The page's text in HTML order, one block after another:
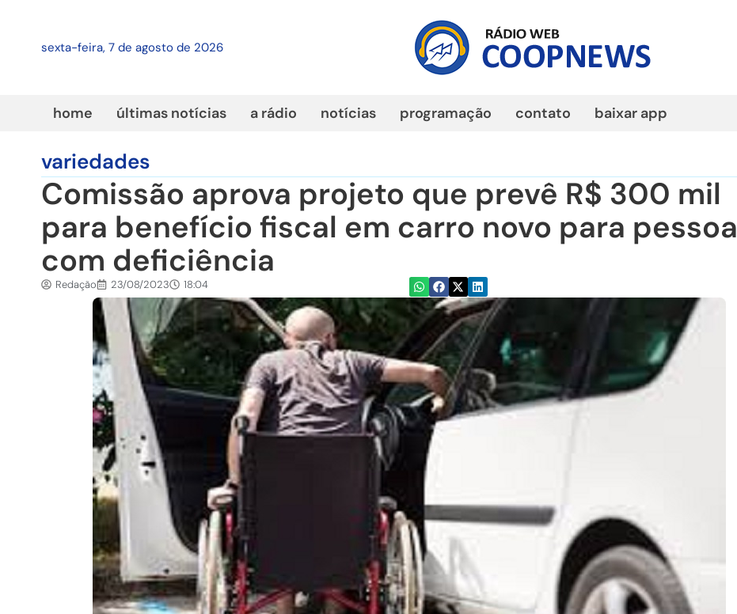
sexta-feira, 7 de agosto de 2026
home últimas notícias a rádio notícias programação contato baixar app
variedades
Comissão aprova projeto que prevê R$ 300 mil
para benefício fiscal em carro novo para pessoa
com deficiência
Redação 23/08/2023 18:04